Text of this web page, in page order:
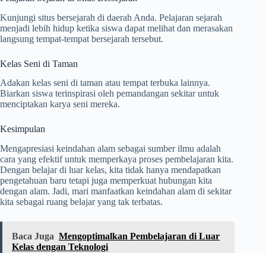
Kunjungi situs bersejarah di daerah Anda. Pelajaran sejarah
menjadi lebih hidup ketika siswa dapat melihat dan merasakan
langsung tempat-tempat bersejarah tersebut.
Kelas Seni di Taman
Adakan kelas seni di taman atau tempat terbuka lainnya.
Biarkan siswa terinspirasi oleh pemandangan sekitar untuk
menciptakan karya seni mereka.
Kesimpulan
Mengapresiasi keindahan alam sebagai sumber ilmu adalah
cara yang efektif untuk memperkaya proses pembelajaran kita.
Dengan belajar di luar kelas, kita tidak hanya mendapatkan
pengetahuan baru tetapi juga memperkuat hubungan kita
dengan alam. Jadi, mari manfaatkan keindahan alam di sekitar
kita sebagai ruang belajar yang tak terbatas.
Baca Juga Mengoptimalkan Pembelajaran di Luar
Kelas dengan Teknologi